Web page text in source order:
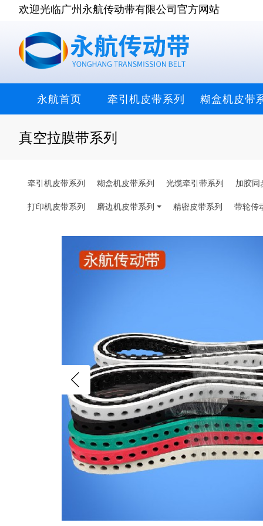
欢迎光临广州永航传动带有限公司官方网站
永航首页 牵引机皮带系列 糊盒机皮带
真空拉膜带系列
牵引机皮带系列 糊盒机皮带系列 光缆牵引带系列 加胶同
打印机皮带系列 磨边机皮带系列 精密皮带系列 带轮传